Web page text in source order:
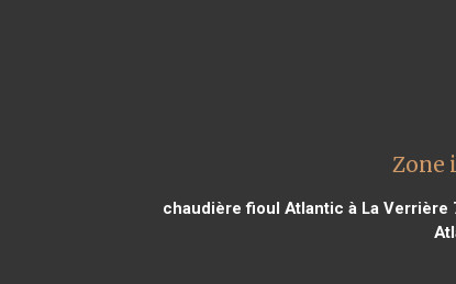
Zone
chaudière fioul Atlantic à La Verrière